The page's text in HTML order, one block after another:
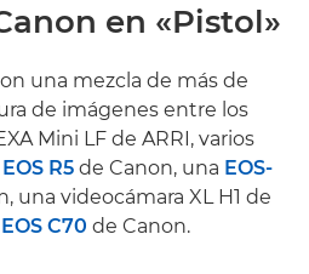
en «Pistol»
una mezcla de más de
de imágenes entre los
Mini LF de ARRI, varios
EOS R5 de Canon, una EOS-
una videocámara XL H1 de
EOS C70 de Canon.